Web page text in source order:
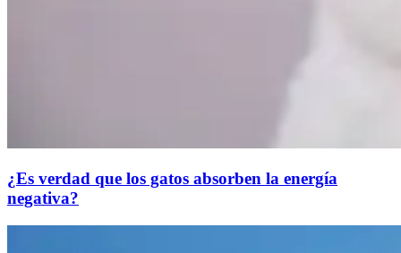
¿Es verdad que los gatos absorben la energía
negativa?